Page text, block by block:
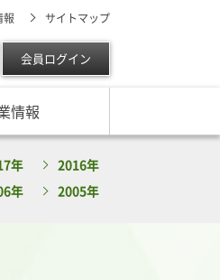
報 サイトマップ
会員ログイン
は
情報
年 2016年
年 2005年